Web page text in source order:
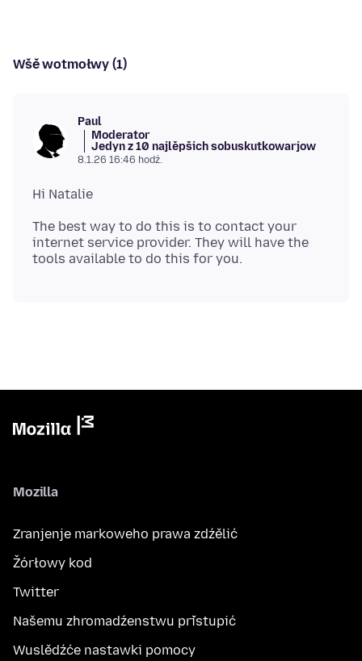
Wšě wotmołwy (1)
Paul
Moderator
Jedyn z 10 najlěpšich sobuskutkowarjow
8.1.26 16:46 hodź.
The best way to do this is to contact your
internet service provider. They will have the
Mozilla
Zranjenje markoweho prawa zdźělić
Žórłowy kod
Twitter
Našemu zhromadźenstwu přistupić
Wuslědźće nastawki pomocy